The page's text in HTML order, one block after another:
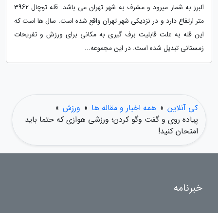
البرز به شمار میرود و مشرف به شهر تهران می باشد. قله توچال 3962
متر ارتفاع دارد و در نزدیکی شهر تهران واقع شده است. سال ها است که
این قله به علت قابلیت برف گیری به مکانی برای ورزش و تفریحات
زمستانی تبدیل شده است. در این مجموعه...
کی آنلاین » همه اخبار و مقاله ها » ورزش »
پیاده روی و گفت وگو کردن؛ ورزشی هوازی که حتما باید
امتحان کنید!
خبرنامه